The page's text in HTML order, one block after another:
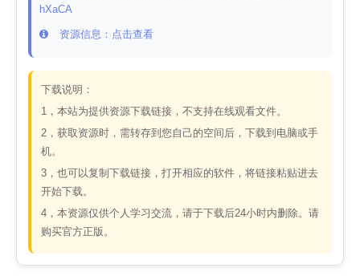
hXaCA
资源信息：点击查看
下载说明：
1，本站为提供资源下载链接，不支持在线观看文件。
2，获取资源时，需转存到您自己的空间后，下载到电脑或手
机。
3，也可以复制下载链接，打开相应的软件，将链接粘贴进去
开始下载。
4，本资源仅供个人学习交流，请于下载后24小时内删除。请
购买官方正版。